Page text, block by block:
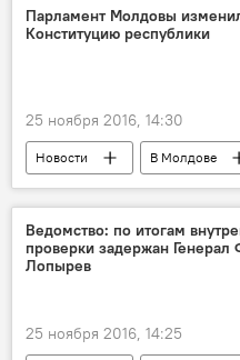
хакер
Парламент Молдовы
Конституцию республики
25 ноября 2016, 14:30
Новости В Молдове
Республика Молдова
Ведомство: по итогам
проверки задержан
Лопырев
25 ноября 2016, 14:25